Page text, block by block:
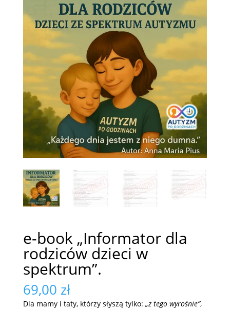
e-book „Informator dla
rodziców dzieci w
spektrum”.
69,00 zł
Dla mamy i taty, którzy słyszą tylko: „z tego wyrośnie”,